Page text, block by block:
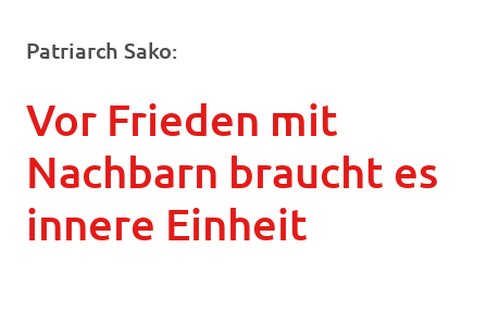
Patriarch Sako:
Vor Frieden mit
Nachbarn braucht es
innere Einheit